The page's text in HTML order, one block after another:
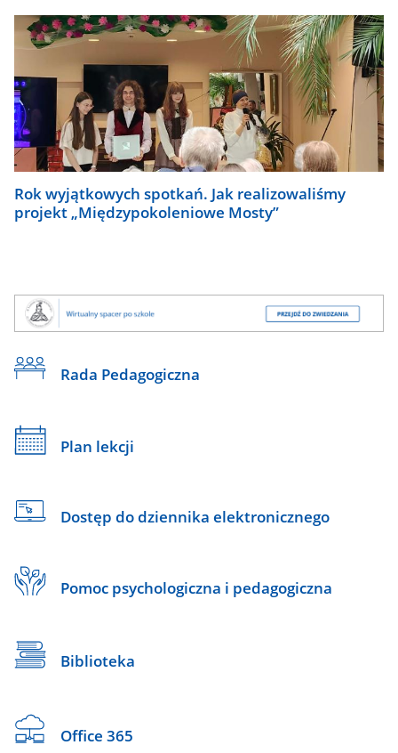
Rok wyjątkowych spotkań. Jak realizowaliśmy
projekt „Międzypokoleniowe Mosty”
Rada Pedagogiczna
Plan lekcji
Dostęp do dziennika elektronicznego
Pomoc psychologiczna i pedagogiczna
Biblioteka
Office 365